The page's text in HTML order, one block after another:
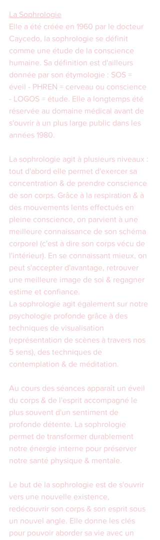
La Sophrologie
Elle a été créée en 1960 par le docteur
Caycedo, la sophrologie se définit
comme une étude de la conscience
humaine. Sa définition est d'ailleurs
donnée par son étymologie : SOS =
éveil - PHREN = cerveau ou conscience
- LOGOS = étude. Elle a longtemps été
réservée au domaine médical avant de
s'ouvrir à un plus large public dans les
années 1980.
La sophrologie agit à plusieurs niveaux :
tout d'abord elle permet d'exercer sa
concentration & de prendre conscience
de son corps. Grâce à la respiration & à
des mouvements lents effectués en
pleine conscience, on parvient à une
meilleure connaissance de son schéma
corporel (c'est à dire son corps vécu de
l'intérieur). En se connaissant mieux, on
peut s'accepter d'avantage, retrouver
une meilleure image de soi & regagner
estime et confiance.
La sophrologie agit également sur notre
psychologie profonde grâce à des
techniques de visualisation
(représentation de scènes à travers nos
5 sens), des techniques de
contemplation & de méditation.
Au cours des séances apparaît un éveil
du corps & de l'esprit accompagné le
plus souvent d'un sentiment de
profonde détente. La sophrologie
permet de transformer durablement
notre énergie interne pour préserver
notre santé physique & mentale.
Le but de la sophrologie est de s'ouvrir
vers une nouvelle existence,
redécouvrir son corps & son esprit sous
un nouvel angle. Elle donne les clés
pour pouvoir aborder sa vie avec un